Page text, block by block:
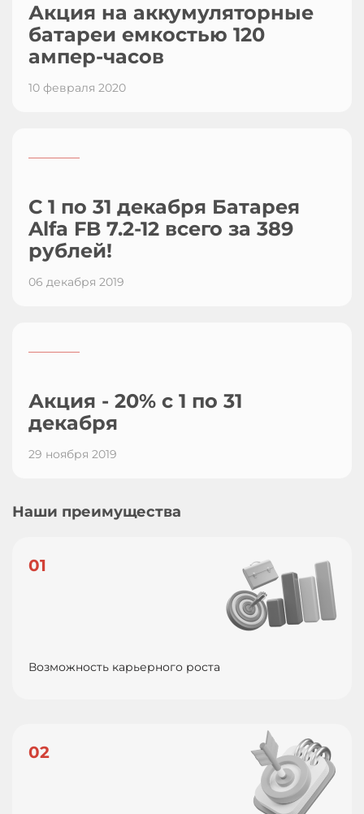
Акция на аккумуляторные
батареи емкостью 120
ампер-часов
10 февраля 2020
С 1 по 31 декабря Батарея
Alfa FB 7.2-12 всего за 389
рублей!
06 декабря 2019
Акция - 20% с 1 по 31
декабря
29 ноября 2019
Наши преимущества
01
Возможность карьерного роста
02